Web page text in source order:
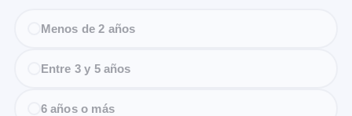
Menos de 2 años
Entre 3 y 5 años
6 años o más